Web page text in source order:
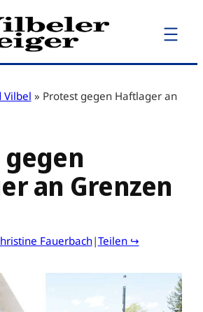
Vilbel » Protest gegen Haftlager an
an Grenzen
Fauerbach|Teilen ↪